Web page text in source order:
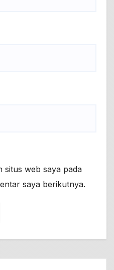
situs web saya pada
saya berikutnya.